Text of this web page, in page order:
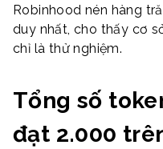
Robinhood nén hàng
duy nhất, cho thấy cơ
chỉ là thử nghiệm.
Tổng số
đạt 2.000